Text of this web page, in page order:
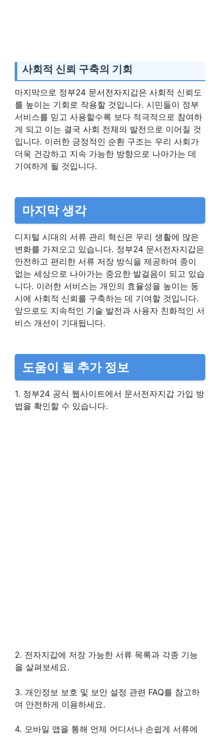
사회적 신뢰 구축의 기회
마지막으로 정부24 문서전자지갑은 사회적 신뢰도
를 높이는 기회로 작용할 것입니다. 시민들이 정부
서비스를 믿고 사용할수록 보다 적극적으로 참여하
게 되고 이는 결국 사회 전체의 발전으로 이어질 것
입니다. 이러한 긍정적인 순환 구조는 우리 사회가
더욱 건강하고 지속 가능한 방향으로 나아가는 데
기여하게 될 것입니다.
마지막 생각
디지털 시대의 서류 관리 혁신은 우리 생활에 많은
변화를 가져오고 있습니다. 정부24 문서전자지갑은
안전하고 편리한 서류 저장 방식을 제공하여 종이
없는 세상으로 나아가는 중요한 발걸음이 되고 있습
니다. 이러한 서비스는 개인의 효율성을 높이는 동
시에 사회적 신뢰를 구축하는 데 기여할 것입니다.
앞으로도 지속적인 기술 발전과 사용자 친화적인 서
비스 개선이 기대됩니다.
도움이 될 추가 정보
1. 정부24 공식 웹사이트에서 문서전자지갑 가입 방
법을 확인할 수 있습니다.
2. 전자지갑에 저장 가능한 서류 목록과 각종 기능
을 살펴보세요.
3. 개인정보 보호 및 보안 설정 관련 FAQ를 참고하
여 안전하게 이용하세요.
4. 모바일 앱을 통해 언제 어디서나 손쉽게 서류에